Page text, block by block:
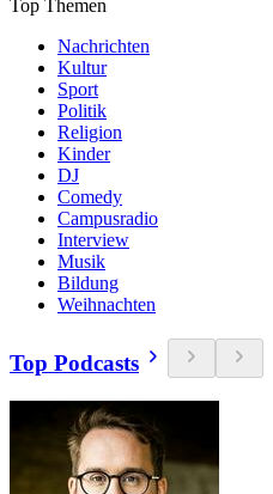
Top Themen
Nachrichten
Kultur
Sport
Politik
Religion
Kinder
DJ
Comedy
Campusradio
Interview
Musik
Bildung
Weihnachten
Top Podcasts